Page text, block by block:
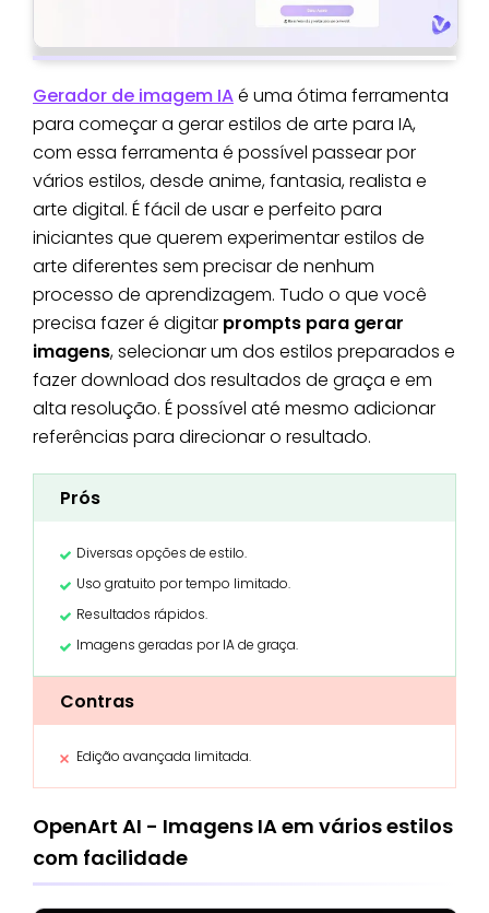
Gerador de imagem IAé uma ótima ferramenta
para começar a gerar estilos de arte para IA,
com essa ferramenta é possível passear por
vários estilos, desde anime, fantasia, realista e
arte digital. É fácil de usar e perfeito para
iniciantes que querem experimentar estilos de
arte diferentes sem precisar de nenhum
processo de aprendizagem. Tudo o que você
precisa fazer é digitar prompts para gerar
imagens, selecionar um dos estilos preparados e
fazer download dos resultados de graça e em
alta resolução. É possível até mesmo adicionar
referências para direcionar o resultado.
Prós
Diversas opções de estilo.
Uso gratuito por tempo limitado.
Resultados rápidos.
Imagens geradas por IA de graça.
Contras
Edição avançada limitada.
OpenArt AI - Imagens IA em vários estilos
com facilidade